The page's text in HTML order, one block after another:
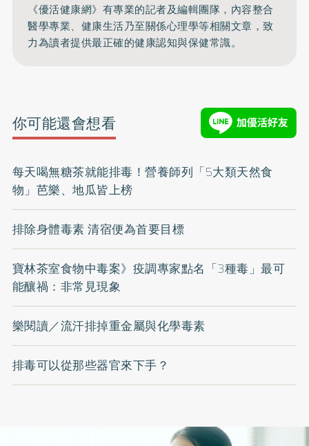
《優活健康網》有專業的記者及編輯團隊，內容整合
醫學專業、健康生活乃至關係心理學等相關文章，致
力為讀者提供最正確的健康認知與保健常識。
你可能還會想看
每天喝無糖茶就能排毒！營養師列「5大類天然食
物」芭樂、地瓜皆上榜
排除身體毒素 清宿便為首要目標
寶林茶室食物中毒案》疫調專家點名「3種毒」最可
能釀禍：非常見現象
樂閱讀／流汗排掉重金屬與化學毒素
排毒可以從那些器官來下手？